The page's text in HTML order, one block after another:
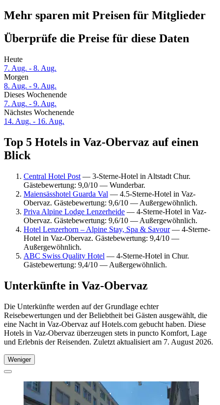
Mehr sparen mit Preisen für Mitglieder
Überprüfe die Preise für diese Daten
Heute
7. Aug. - 8. Aug.
Morgen
8. Aug. - 9. Aug.
Dieses Wochenende
7. Aug. - 9. Aug.
Nächstes Wochenende
14. Aug. - 16. Aug.
Top 5 Hotels in Vaz-Obervaz auf einen
Blick
Central Hotel Post — 3-Sterne-Hotel in Altstadt Chur.
Gästebewertung: 9,0/10 — Wunderbar.
Maiensässhotel Guarda Val — 4.5-Sterne-Hotel in Vaz-
Obervaz. Gästebewertung: 9,6/10 — Außergewöhnlich.
Priva Alpine Lodge Lenzerheide — 4-Sterne-Hotel in Vaz-
Obervaz. Gästebewertung: 9,6/10 — Außergewöhnlich.
Hotel Lenzerhorn – Alpine Stay, Spa & Savour— 4-Sterne-
Hotel in Vaz-Obervaz. Gästebewertung: 9,4/10 —
Außergewöhnlich.
ABC Swiss Quality Hotel — 4-Sterne-Hotel in Chur.
Gästebewertung: 9,4/10 — Außergewöhnlich.
Unterkünfte in Vaz-Obervaz
Die Unterkünfte werden auf der Grundlage echter
Reisebewertungen und der Beliebtheit bei Gästen ausgewählt, die
eine Nacht in Vaz-Obervaz auf Hotels.com gebucht haben. Diese
Hotels in Vaz-Obervaz überzeugen stets in puncto Komfort, Lage
und Erlebnis der Reisenden. Zuletzt aktualisiert am 7. August 2026.
Weniger